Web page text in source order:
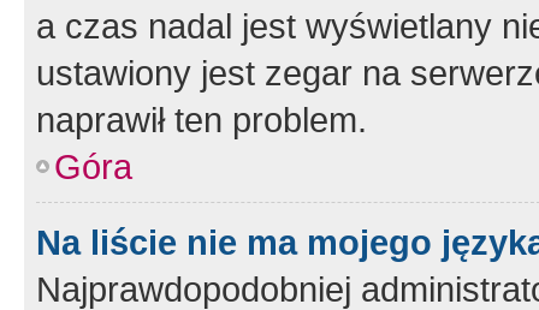
a czas nadal jest wyświetlany
ustawiony jest zegar na
naprawił ten problem.
Góra
Na liście nie ma mojego
Najprawdopodobniej